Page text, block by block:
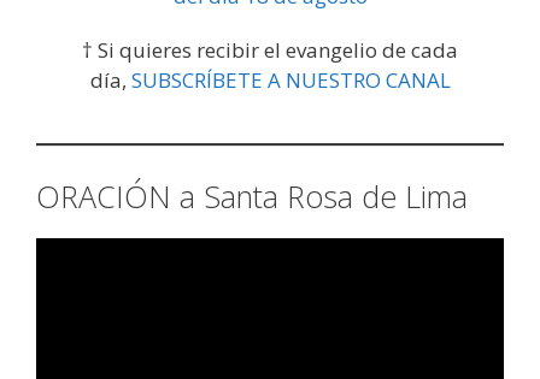
† Si quieres recibir el evangelio de cada
día, SUBSCRÍBETE A NUESTRO CANAL
ORACIÓN a Santa Rosa de Lima